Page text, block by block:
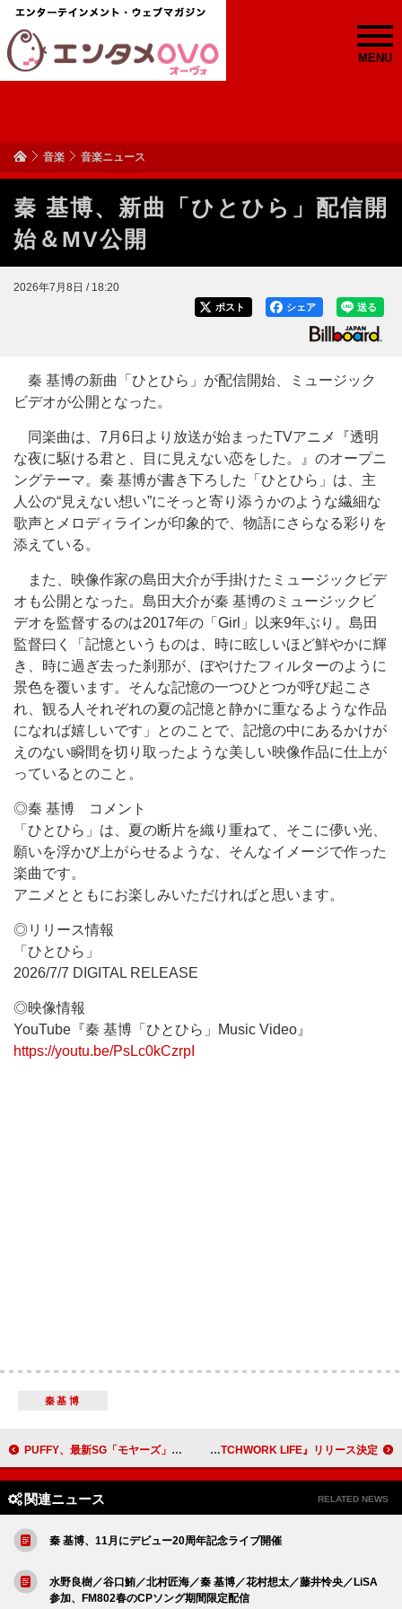
MENU
音楽 音楽ニュース
秦 基博、新曲「ひとひら」配信開
始＆MV公開
2026年7月8日 / 18:20
送る
シェア
ポスト
秦 基博の新曲「ひとひら」が配信開始、ミュージック
ビデオが公開となった。
同楽曲は、7月6日より放送が始まったTVアニメ『透明
な夜に駆ける君と、目に見えない恋をした。』のオープニ
ングテーマ。秦 基博が書き下ろした「ひとひら」は、主
人公の“見えない想い”にそっと寄り添うかのような繊細な
歌声とメロディラインが印象的で、物語にさらなる彩りを
添えている。
また、映像作家の島田大介が手掛けたミュージックビデ
オも公開となった。島田大介が秦 基博のミュージックビ
デオを監督するのは2017年の「Girl」以来9年ぶり。島田
監督曰く「記憶というものは、時に眩しいほど鮮やかに輝
き、時に過ぎ去った刹那が、ぼやけたフィルターのように
景色を覆います。そんな記憶の一つひとつが呼び起こさ
れ、観る人それぞれの夏の記憶と静かに重なるような作品
になれば嬉しいです」とのことで、記憶の中にあるかけが
えのない瞬間を切り取ったような美しい映像作品に仕上が
っているとのこと。
◎秦 基博 コメント
「ひとひら」は、夏の断片を織り重ねて、そこに儚い光、
願いを浮かび上がらせるような、そんなイメージで作った
楽曲です。
アニメとともにお楽しみいただければと思います。
◎リリース情報
「ひとひら」
2026/7/7 DIGITAL RELEASE
◎映像情報
YouTube『秦 基博「ひとひら」Music Video』
https://youtu.be/PsLc0kCzrpI
秦基博
PUFFY、最新SG「モヤーズ」配信開始 NakamuraEmi、8枚目フルAL『PATCHWORK LIFE』リリース決定
関連ニュース RELATED NEWS
秦 基博、11月にデビュー20周年記念ライブ開催
水野良樹／谷口鮪／北村匠海／秦 基博／花村想太／藤井怜央／LiSA
参加、FM802春のCPソング期間限定配信